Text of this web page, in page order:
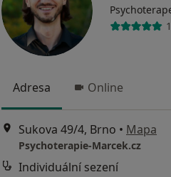
Adresa Online
Sukova 49/4, Brno • Mapa
Psychoterapie-Marcek.cz
Individuální sezení